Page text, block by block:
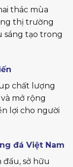
thác mùa
thị trường
sáng tạo trong
chất lượng
mở rộng
lợi cho người
đá Việt Nam
sở hữu